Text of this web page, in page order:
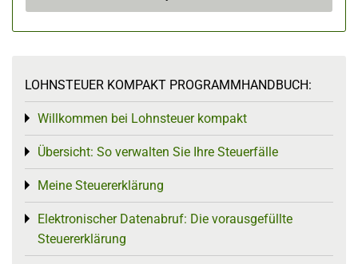
LOHNSTEUER KOMPAKT PROGRAMMHANDBUCH:
Willkommen bei Lohnsteuer kompakt
Toggle menu
Übersicht: So verwalten Sie Ihre Steuerfälle
Toggle menu
Meine Steuererklärung
Toggle menu
Elektronischer Datenabruf: Die vorausgefüllte
Steuererklärung
Toggle menu